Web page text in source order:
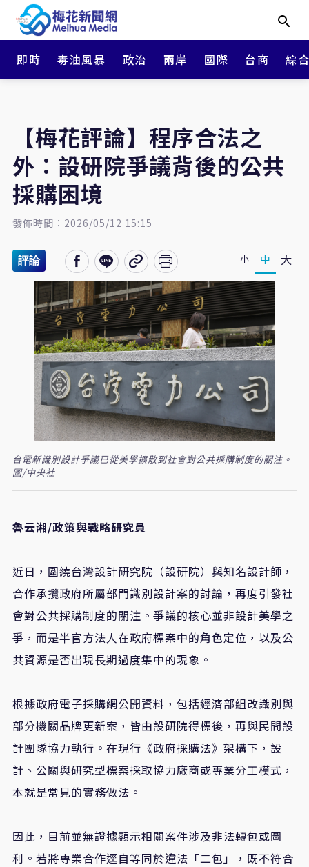
即時 毒油風暴 政治 兩岸 國際 台商 綜
【梅花評論】程序合法之
外：設研院爭議背後的公共
採購困境
發佈時間：2026/05/12 15:15
評論 小 中 大
台電新識別設計爭議已從美學擴散到社會對公共採購制度的關注。
圖/中央社
魯云湘/政策與戰略研究員
​近日，圍繞台灣設計研究院（設研院）與知名設計師，
合作承攬政府所屬部門識別設計案的討論，再度引發社
會對公共採購制度的關注。爭議的核心並非設計美學之
爭，而是半官方法人在政府標案中的角色定位，以及公
共資源是否出現長期過度集中的現象。
​根據政府電子採購網公開資料，包括經濟部組改識別與
部分機關品牌更新案，皆由設研院得標後，再與民間設
計團隊協力執行。在現行《政府採購法》架構下，設
計、公關與研究型標案採取協力廠商或專業分工模式，
本就是常見的實務做法。
​因此，目前並無證據顯示相關案件涉及非法轉包或圖
利。若將專業合作逕自等同於違法「二包」，既不符合